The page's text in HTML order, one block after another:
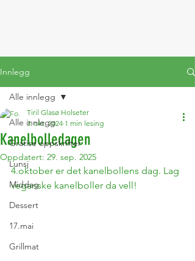
Innlegg
Alle innlegg
Gratise oppskrifter
Lunsj
Middag
Dessert
17.mai
Grillmat
Alle innlegg
Kanelbolledagen
Tiril Glasø Holseter
3. okt. 2024 1 min lesing
Oppdatert: 29. sep. 2025
4.oktober er det kanelbollens dag. Lag
veganske kanelboller da vell!